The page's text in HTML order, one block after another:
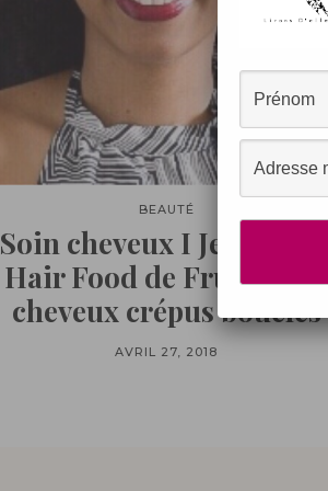
BEAUTÉ
Soin cheveux I Je teste
Hair Food de Fructis sur
cheveux crépus bouclés
AVRIL 27, 2018